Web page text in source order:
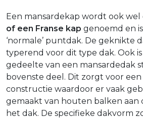
Een mansardekap wordt ook wel
of een Franse kap genoemd en
‘normale’ puntdak. De geknikte
typerend voor dit type dak. Ook
gedeelte van een mansardedak
bovenste deel. Dit zorgt voor
constructie waardoor er vaak
gemaakt van houten balken aan
het dak. De specifieke dakvorm